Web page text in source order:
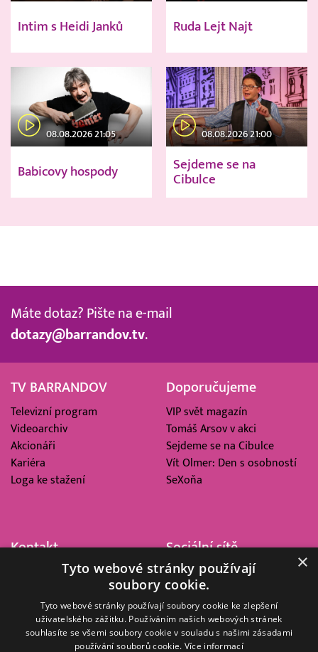
Intim s Heidi Janků Ruda Lejt Najt
08.08.2026 21:05
Babicovy hospody
08.08.2026 21:00
Sejdeme se na
Cibulce
Máte dotaz? Pište na e-mail
dotazy@barrandov.tv.
TV BARRANDOV
Televizní program
Videoarchiv
Akcionáři
Kariéra
Loga ke stažení
Doporučujeme
VIP svět magazín
Tomáš Arsov v akci
Sejdeme se na Cibulce
Vít Olmer: Den s osobností
SeXoňa
Kontakt
Barrandov Televizní Studio,
Kříženeckého nám. 322
152 00 Praha 5
IČ 416 93 311
Sociální sítě
×
Tyto webové stránky používají
soubory cookie.
Tyto webové stránky používají soubory cookie ke zlepšení
uživatelského zážitku. Používáním našich webových stránek
souhlasíte se všemi soubory cookie v souladu s našimi zásadami
používání souborů cookie. Více informací